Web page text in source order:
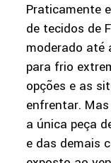
Praticamente
de tecidos de
moderado até
para frio
opções e as
enfrentar.
a única peça
e das demais